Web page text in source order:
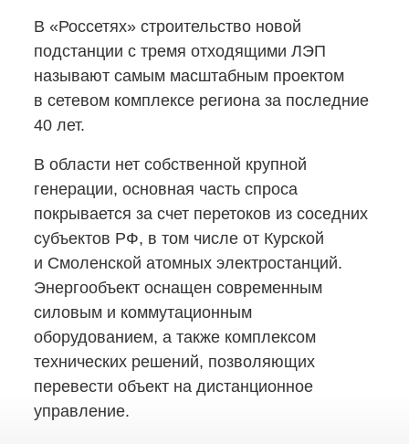
В «Россетях» строительство новой
подстанции с тремя отходящими ЛЭП
называют самым масштабным проектом
в сетевом комплексе региона за последние
40 лет.
В области нет собственной крупной
генерации, основная часть спроса
покрывается за счет перетоков из соседних
субъектов РФ, в том числе от Курской
и Смоленской атомных электростанций.
Энергообъект оснащен современным
силовым и коммутационным
оборудованием, а также комплексом
технических решений, позволяющих
перевести объект на дистанционное
управление.